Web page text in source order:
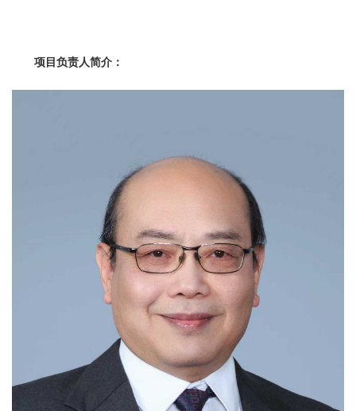
项目负责人简介：